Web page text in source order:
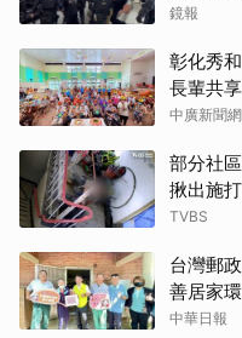
鏡報
彰化秀
長輩共
中廣新聞網
部分社
揪出施
TVBS
台灣郵
善居家
中華日報